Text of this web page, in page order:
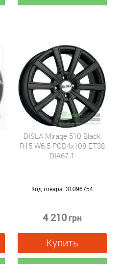
DISLA Mirage 510 Black
R15 W6.5 PCD4x108 ET38
DIA67.1
Код товара: 31096754
4 210 грн
Купить